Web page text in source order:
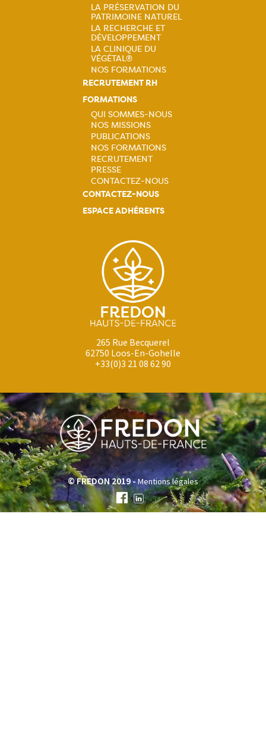
LA PRÉSERVATION DU
PATRIMOINE NATUREL
LA RECHERCHE ET
DÉVELOPPEMENT
LA CLINIQUE DU
VÉGÉTAL®
NOS FORMATIONS
RECRUTEMENT RH
FORMATIONS
Navigation
principale
QUI SOMMES-NOUS
NOS MISSIONS
PUBLICATIONS
NOS FORMATIONS
RECRUTEMENT
PRESSE
CONTACTEZ-NOUS
CONTACTEZ-NOUS
ESPACE ADHÉRENTS
265 Rue Becquerel
62750 Loos-En-Gohelle
+33(0)3 21 08 62 90
© FREDON 2019 -Mentions légales